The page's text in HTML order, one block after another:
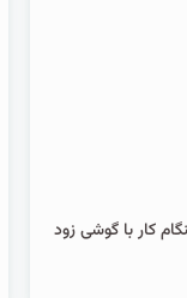
کار با گوشی زود